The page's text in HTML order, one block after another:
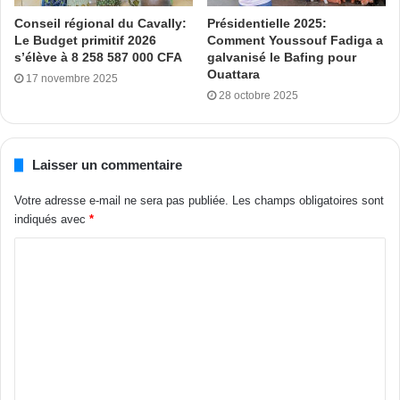
Houphouët-Boigny.
Cet ensemble de valeurs nobles va constituer l’épine
dorsale de la philosophie politique des héritiers de Félix
L’houphouëtisme qu’est-ce que c’est ?
Nous y répondrons à grands traits :
-la concertation,
-le rassemblement,
Conseil régional du Cavally:
Le Budget primitif 2026
s’élève à 8 258 587 000 CFA
17 novembre 2025
Présidentielle 2025:
Comment Youssouf Fadiga a
galvanisé le Bafing pour
Ouattara
28 octobre 2025
Laisser un commentaire
Votre adresse e-mail ne sera pas publiée. Les champs obligatoires sont
indiqués avec *